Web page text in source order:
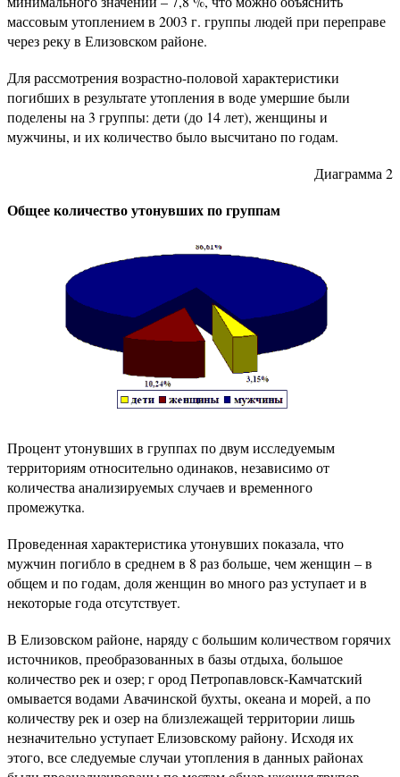
массовым утоплением в 2003 г. группы людей при переправе
через реку в Елизовском районе.
Для рассмотрения возрастно-половой характеристики
погибших в результате утопления в воде умершие были
поделены на 3 группы: дети (до 14 лет), женщины и
мужчины, и их количество было высчитано по годам.
Диаграмма 2
Общее количество утонувших по группам
Процент утонувших в группах по двум исследуемым
территориям относительно одинаков, независимо от
количества анализируемых случаев и временного
промежутка.
Проведенная характеристика утонувших показала, что
мужчин погибло в среднем в 8 раз больше, чем женщин – в
общем и по годам, доля женщин во много раз уступает и в
некоторые года отсутствует.
В Елизовском районе, наряду с большим количеством горячих
источников, преобразованных в базы отдыха, большое
количество рек и озер; г ород Петропавловск-Камчатский
омывается водами Авачинской бухты, океана и морей, а по
количеству рек и озер на близлежащей территории лишь
незначительно уступает Елизовскому району. Исходя их
этого, все следуемые случаи утопления в данных районах